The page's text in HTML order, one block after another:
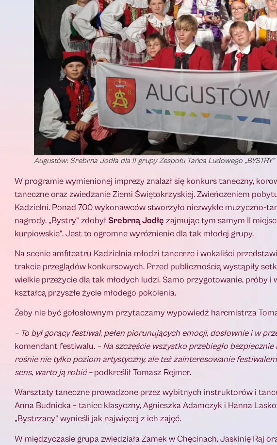
Augustów: Srebrna Jodła dla II grupy Zespołu Tańca Ludowego „BYSTRY”
W programie wymienionej imprezy znalazł się konkurs taneczny,
taneczne oraz zwiedzanie Ziemi Świętokrzyskiej. Zwieńczeniem
Kadzielni. Ponad 700 wykonawców stworzyło niezwykłe muzyczno-
nagrody. „Bystry” zdobył Srebrną Jodłę zajmując tym samym II
kurpiowskie”. Jest to ogromne wyróżnienie dla tak młodej grupy.
Na scenie amfiteatru Kadzielnia młodzi tancerze i wokaliści
trakcie przeglądów konkursowych. Przed publicznością wystąpiły
wielkie przeżycie dla tak młodych ludzi. Samo przygotowanie, próby
kształcą przyszłe życie młodego pokolenia.
Żeby nie być gołosłownym przytaczamy wypowiedź harcmistrza
– To był gorący festiwal, pełen piorunujących emocji, dosłownie i w
komendant festiwalu. – Na szczęście wszystko przebiegło
rośnie nie tylko poziom artystyczny, ale też zainteresowanie
sens, warto ją robić –podkreślił Tomasz Rejmer.
Warsztaty taneczne prowadzone przez wybitnych instruktorów i
Anna Budnicka – taniec klasyczny, Agnieszka Adamczyk i Hanna
„Bystrzacy” wynieśli jak najwięcej z ich zajęć.
W międzyczasie grupa zwiedziała Zamek w Chęcinach, Jaskinię Raj